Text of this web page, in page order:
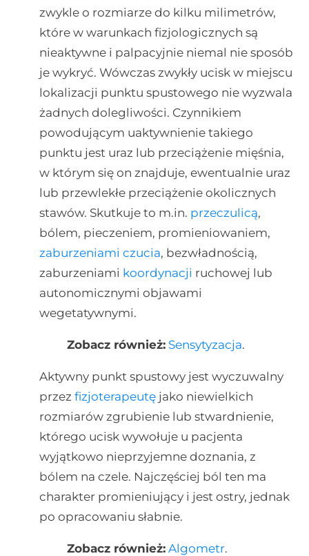
zwykle o rozmiarze do kilku milimetrów,
które w warunkach fizjologicznych są
nieaktywne i palpacyjnie niemal nie sposób
je wykryć. Wówczas zwykły ucisk w miejscu
lokalizacji punktu spustowego nie wyzwala
żadnych dolegliwości. Czynnikiem
powodującym uaktywnienie takiego
punktu jest uraz lub przeciążenie mięśnia,
w którym się on znajduje, ewentualnie uraz
lub przewlekłe przeciążenie okolicznych
stawów. Skutkuje to m.in. przeczulicą,
bólem, pieczeniem, promieniowaniem,
zaburzeniami czucia, bezwładnością,
zaburzeniami koordynacji ruchowej lub
autonomicznymi objawami
wegetatywnymi.
Zobacz również: Sensytyzacja.
Aktywny punkt spustowy jest wyczuwalny
przez fizjoterapeutęjako niewielkich
rozmiarów zgrubienie lub stwardnienie,
którego ucisk wywołuje u pacjenta
wyjątkowo nieprzyjemne doznania, z
bólem na czele. Najczęściej ból ten ma
charakter promieniujący i jest ostry, jednak
po opracowaniu słabnie.
Zobacz również: Algometr.